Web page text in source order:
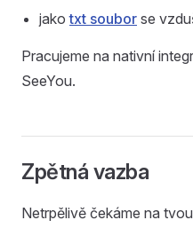
jakotxt soubor se
Pracujeme na nativní
SeeYou.
Zpětná vazba
Netrpělivě čekáme na tvou